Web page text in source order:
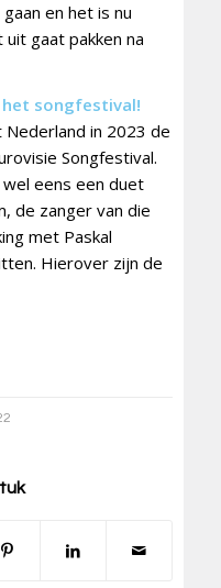
en het is nu
gaat pakken na
het songfestival!
Nederland in 2023 de
Songfestival.
eens een duet
de zanger van die
met Paskal
Hierover zijn de